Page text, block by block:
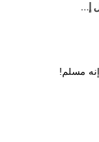
إ…
مسلم!